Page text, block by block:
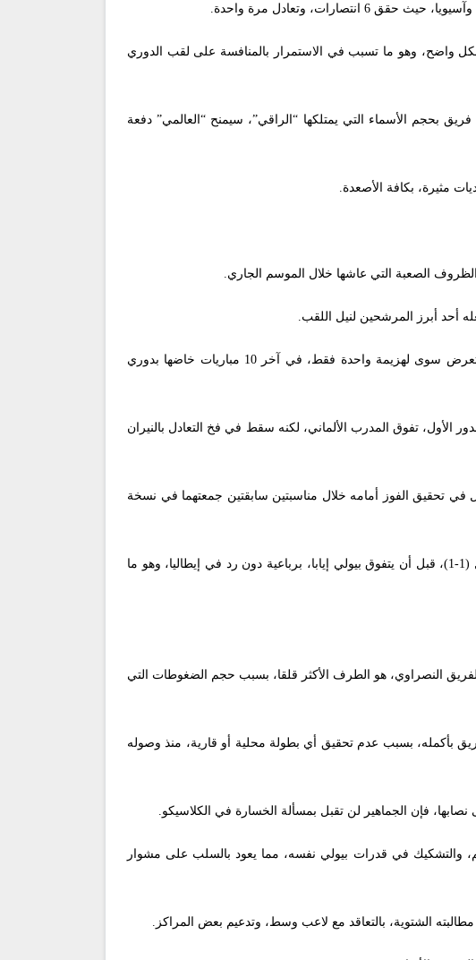
بشكل واضح، وهو ما تسبب في الاستمرار بالمنافسة على لقب الدوري
بحجم الأسماء التي يمتلكها “الراقي”، سيمنح “العالمي” دفعة
مثيرة، بكافة الأصعدة.
الصعبة التي عاشها خلال الموسم الجاري.
أحد أبرز المرشحين لنيل اللقب.
وعلى المستوى المحلي، استعاد “الراقي” بريقه، بالتواجد في المركز الخامس، والاستمرار في المنافسة، حيث لم يتعرض سوى لهزيمة واحدة فقط، في آخر 10 مباريات خاضها بدوري
الأول، تفوق المدرب الألماني، لكنه سقط في فخ التعادل بالنيران
في تحقيق الفوز أمامه خلال مناسبتين سابقتين جمعتهما في نسخة
يايسله كان يقود سالزبورج النمساوي، وبيولي مع ميلان، وانتهى لقاء الدور الأول من مجموعات دوري الأبطال، بالتعادل (1-1)، قبل أن يتفوق بيولي إيابا، برباعية دون رد في إيطاليا، وهو ما
الفريق النصراوي، هو الطرف الأكثر قلقا، بسبب حجم الضغوطات التي
بأكمله، بسبب عدم تحقيق أي بطولة محلية أو قارية، منذ وصوله
فإن الجماهير لن تقبل بمسألة الخسارة في الكلاسيكو.
والتشكيك في قدرات بيولي نفسه، مما يعود بالسلب على مشوار
الشتوية، بالتعاقد مع لاعب وسط، وتدعيم بعض المراكز.